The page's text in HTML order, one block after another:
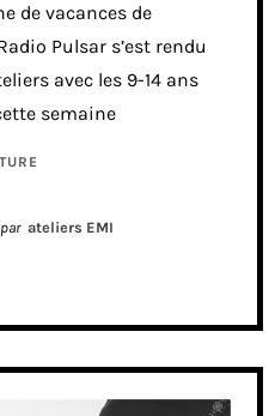
de vacances de
Pulsar s’est rendu
avec les 9-14 ans
semaine
ateliers EMI